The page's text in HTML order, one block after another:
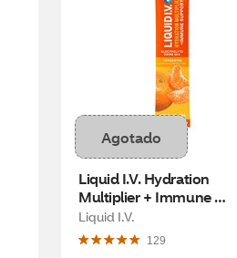
Agotado
Liquid I.V. Hydration
Multiplier + Immune
Support, Tangerine, 1 CT
Liquid I.V.
129